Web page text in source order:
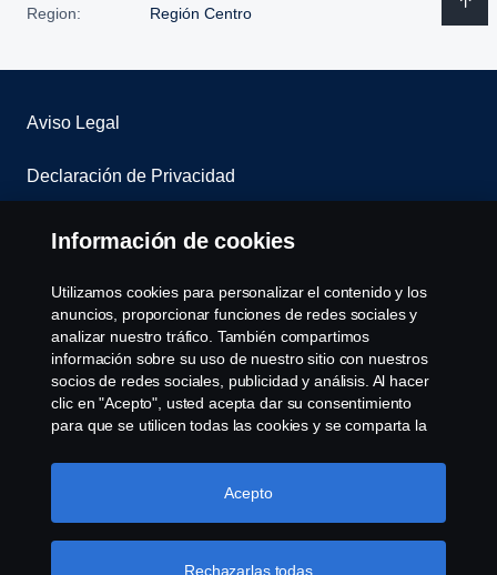
Region:
Región Centro
Aviso Legal
Declaración de Privacidad
Contacta con nosotros
Whistleblowing
Política de cookies
Cookie settings
Información de cookies
Utilizamos cookies para personalizar el contenido y los
anuncios, proporcionar funciones de redes sociales y
analizar nuestro tráfico. También compartimos
información sobre su uso de nuestro sitio con nuestros
socios de redes sociales, publicidad y análisis. Al hacer
clic en "Acepto", usted acepta dar su consentimiento
para que se utilicen todas las cookies y se comparta la
haciendo clic en "Configuración de cookies" y
seleccionando las categorías que desea aceptar. Para
Rechazarlas todas
Acepto